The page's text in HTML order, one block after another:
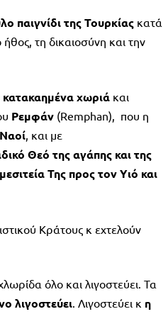
παιγνίδι της Τουρκίας κατά
ήθος, τη δικαιοσύνη και την
κατακαημένα χωριά και
Ρεμφάν (Remphan), που η
, και με
Θεό της αγάπης και της
Της προς τον Υιό και
Κράτους κ εχτελούν
όλο και λιγοστεύει. Τα
λιγοστεύει. Λιγοστεύει κ η